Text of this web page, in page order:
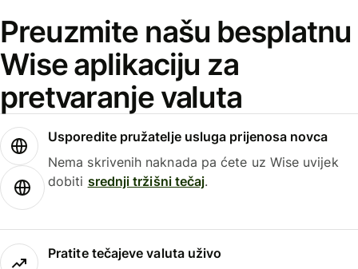
Preuzmite našu besplatnu
Wise aplikaciju za
pretvaranje valuta
Usporedite pružatelje usluga prijenosa novca
Nema skrivenih naknada pa ćete uz Wise uvijek
dobiti srednji tržišni tečaj.
Pratite tečajeve valuta uživo